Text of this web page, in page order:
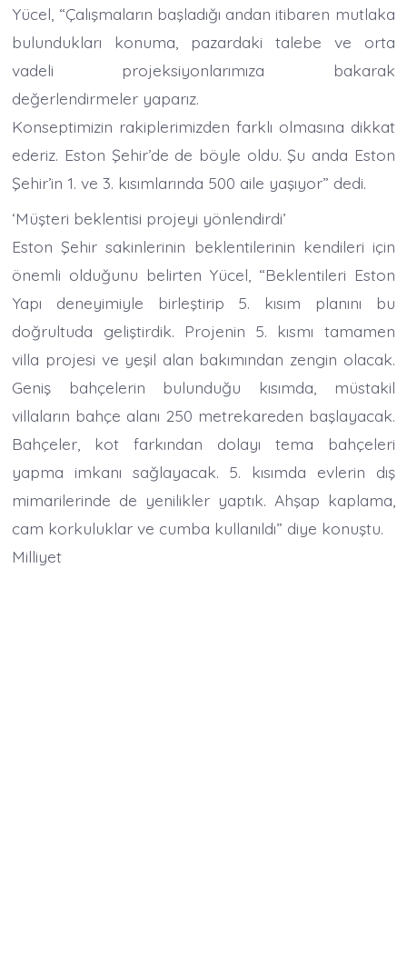
Yücel, “Çalışmaların başladığı andan itibaren mutlaka
bulundukları konuma, pazardaki talebe ve orta
vadeli projeksiyonlarımıza bakarak
değerlendirmeler yaparız.
Konseptimizin rakiplerimizden farklı olmasına dikkat
ederiz. Eston Şehir’de de böyle oldu. Şu anda Eston
Şehir’in 1. ve 3. kısımlarında 500 aile yaşıyor” dedi.
‘Müşteri beklentisi projeyi yönlendirdi’
Eston Şehir sakinlerinin beklentilerinin kendileri için
önemli olduğunu belirten Yücel, “Beklentileri Eston
Yapı deneyimiyle birleştirip 5. kısım planını bu
doğrultuda geliştirdik. Projenin 5. kısmı tamamen
villa projesi ve yeşil alan bakımından zengin olacak.
Geniş bahçelerin bulunduğu kısımda, müstakil
villaların bahçe alanı 250 metrekareden başlayacak.
Bahçeler, kot farkından dolayı tema bahçeleri
yapma imkanı sağlayacak. 5. kısımda evlerin dış
mimarilerinde de yenilikler yaptık. Ahşap kaplama,
cam korkuluklar ve cumba kullanıldı” diye konuştu.
Milliyet